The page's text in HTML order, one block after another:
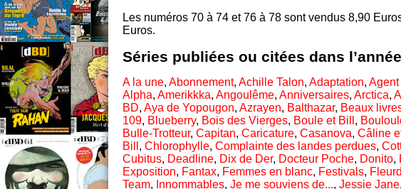
Les numéros 70 à 74 et 76 à 78 sont vendus 8,90
Euros.
Séries publiées ou citées dans l’année
A la une, Abonnement, Achille Talon, Adaptation, Agent
Alpha, Amerikkka, Angoulême, Anniversaires, Arctica,
BD, Aya de Yopougon, Azrayen, Balthazar, Beaux
109, Blueberry, Bois des Vierges, Boule et Bill ,
Bulle-Trotteur, Capitan, Caricature, Casanova, Câline
Bill , Chlorophylle, Complainte des landes perdues,
Cubitus, Deadline, Dix de Der, Docteur Poche, Donito,
Exposition, Fantax, Femmes en blanc, Festivals,
Team, Innommables, Je me souviens de..., Jessie Jane,